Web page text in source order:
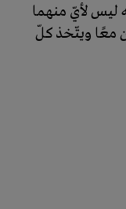
ليس لأيّ منهما
معًا ويتّخذ كلّ